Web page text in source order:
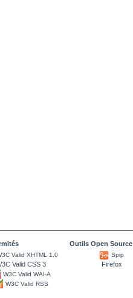
Valid XHTML 1.0
Valid CSS 3
W3C Valid WAI-A
W3C Valid RSS
Outils Open Source
Spip
Firefox